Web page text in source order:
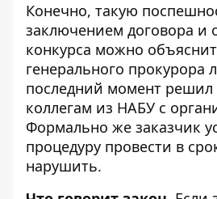
Конечно, такую
заключением договора и
конкурса можно
генерального прокурора
последний момент
коллегам из НАБУ с
Формально же заказчик
процедуру провести в
нарушить.